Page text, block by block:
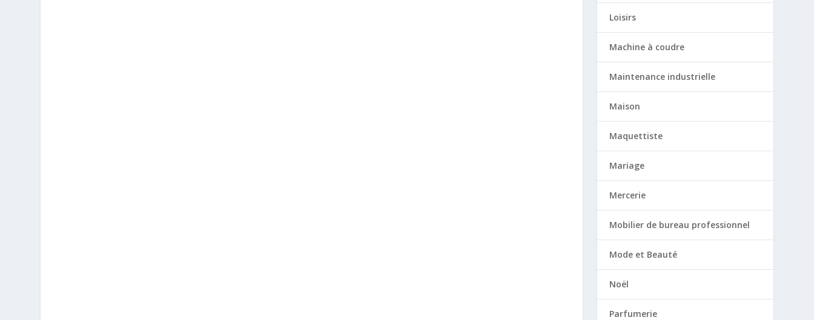
Loisirs
Machine à coudre
Maintenance industrielle
Maison
Maquettiste
Mariage
Mercerie
Mobilier de bureau professionnel
Mode et Beauté
Noël
Parfumerie